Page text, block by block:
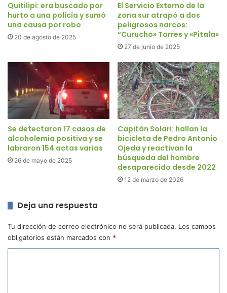
Quitilipi: era buscado por
hurto a una policía y sumó
una causa por robo
20 de agosto de 2025
El Servicio Externo de la
zona sur atrapó a dos
peligrosos narcos:
“Curucho» Torres y «Pitala»
27 de junio de 2025
Se detectaron 17 casos de
alcoholemia positiva y se
labraron 154 actas varias
26 de mayo de 2025
Capitán Solari: hallan la
bicicleta de Pedro Antonio
Ojeda y reactivan la
búsqueda del hombre
desaparecido desde 2022
12 de marzo de 2026
Deja una respuesta
Tu dirección de correo electrónico no será publicada. Los campos
obligatorios están marcados con *